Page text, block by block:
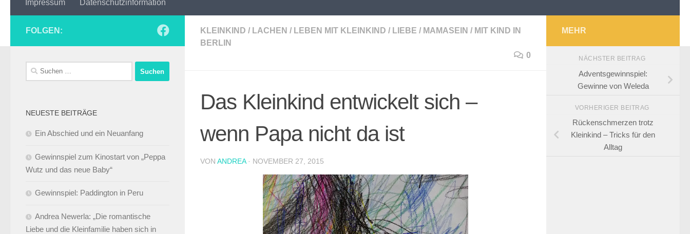
Impressum Datenschutzinformation
KLEINKIND / LACHEN / LEBEN MIT KLEINKIND / LIEBE / MAMASEIN / MIT KIND IN
BERLIN
0
Das Kleinkind entwickelt sich –
wenn Papa nicht da ist
VON ANDREA · NOVEMBER 27, 2015
FOLGEN:
Suchen
nach:
NEUESTE BEITRÄGE
Ein Abschied und ein Neuanfang
Gewinnspiel zum Kinostart von „Peppa
Wutz und das neue Baby“
Gewinnspiel: Paddington in Peru
Andrea Newerla: „Die romantische
Liebe und die Kleinfamilie haben sich in
MEHR
NÄCHSTER BEITRAG
Adventsgewinnspiel:
Gewinne von Weleda
VORHERIGER BEITRAG
Rückenschmerzen trotz
Kleinkind – Tricks für den
Alltag